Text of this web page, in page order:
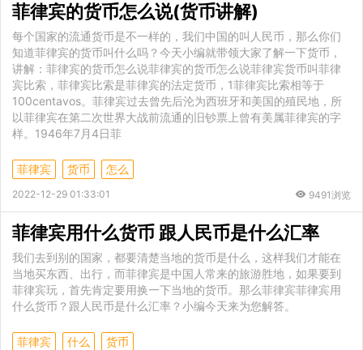
菲律宾的货币怎么说(货币讲解)
每个国家的流通货币是不一样的，我们中国的叫人民币，那么你们
知道菲律宾的货币叫什么吗？今天小编就带领大家了解一下货币，
讲解：菲律宾的货币怎么说菲律宾的货币怎么说菲律宾货币叫菲律
宾比索，菲律宾比索是菲律宾的法定货币，1菲律宾比索相等于
100centavos。菲律宾过去曾先后沦为西班牙和美国的殖民地，所
以菲律宾在第二次世界大战前流通的旧钞票上曾有美属菲律宾的字
样。1946年7月4日菲
菲律宾 货币 怎么
2022-12-29 01:33:01 9491浏览
菲律宾用什么货币 跟人民币是什么汇率
我们去到别的国家，都要清楚当地的货币是什么，这样我们才能在
当地买东西、出行，而菲律宾是中国人常来的旅游胜地，如果要到
菲律宾玩，首先肯定要用换一下当地的货币。那么菲律宾菲律宾用
什么货币？跟人民币是什么汇率？小编今天来为您解答。
菲律宾 什么 货币